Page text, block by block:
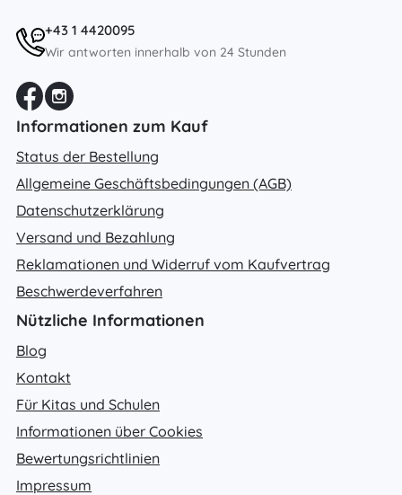
+43 1 4420095
Wir antworten innerhalb von 24 Stunden
Informationen zum Kauf
Status der Bestellung
Allgemeine Geschäftsbedingungen (AGB)
Datenschutzerklärung
Versand und Bezahlung
Reklamationen und Widerruf vom Kaufvertrag
Beschwerdeverfahren
Nützliche Informationen
Blog
Kontakt
Für Kitas und Schulen
Informationen über Cookies
Bewertungsrichtlinien
Impressum